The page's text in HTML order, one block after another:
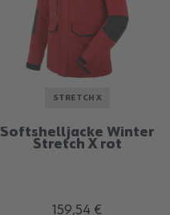
STRETCH X
Softshelljacke Winter
Stretch X rot
159,54 €